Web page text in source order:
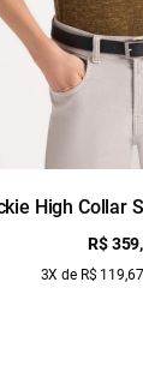
High Collar
R$
3X de R$